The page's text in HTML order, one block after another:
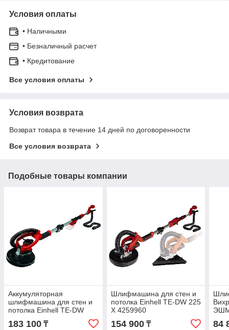
Условия оплаты
• Наличными
• Безналичный расчет
• Кредитование
Все условия оплаты
Условия возврата
Возврат товара в течение 14 дней по договоренности
Все условия возврата
Подобные товары компании
Аккумуляторная
шлифмашина для стен и
потолка Einhell TE-DW
18/225 Li-Solo 4259990
183 100 ₸
Шлифмашина для стен и
потолка Einhell TE-DW 225
X 4259960
154 900₸ 84